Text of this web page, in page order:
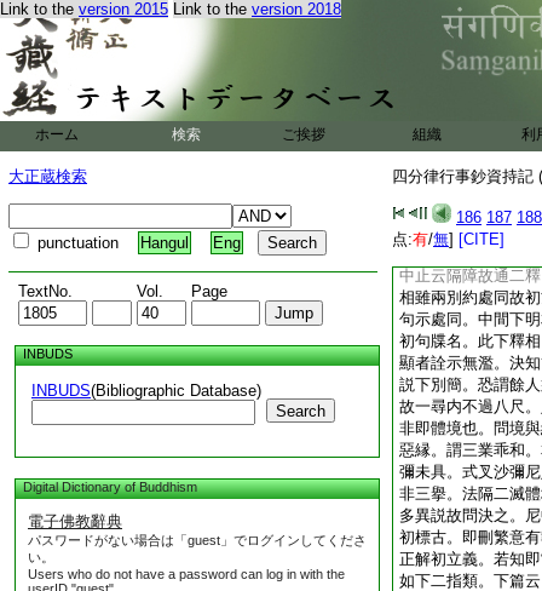
Link to the version 2015 Link to the version 2018
ホーム 検索 ご挨拶 組織 利
大正蔵検索
punctuation Hangul Eng
TextNo. Vol. Page
INBUDS
INBUDS(Bibliographic Database)
Search
Digital Dictionary of Buddhism
電子佛教辭典
パスワードがない場合は「guest」でログインしてくださ
い。
Users who do not have a password can log in with the
四分律行事鈔資持記
186 187 188
点:有/無] [CITE]
通默。此四迷也 即
人
不冥然。端拱送忍
不足 法事界
必言
去呼。如臨説戒止
戒一席之數。以人
此類耳。僧祇九人
欲中心雖同法身不
足。隔障中二。初
中止云隔障故通二
相雖兩別約處同故
句示處同。中間下
初句牒名。此下釋
顯者詮示無濫。決
説下別簡。恐謂餘
故一尋内不過八尺
非即體境也。問境
惡縁。謂三業乖和
彌未具。式叉沙彌
非三擧。法隔二滅
多異説故問決之。
初標古。即刪繁意
正解初立義。若知
如下二指類。下篇